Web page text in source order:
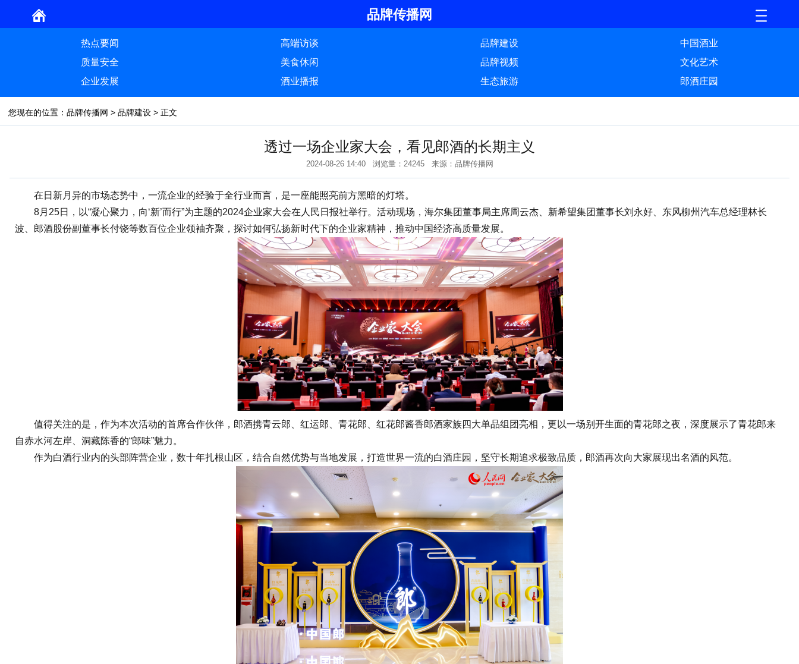
品牌传播网
热点要闻 高端访谈 品牌建设
中国酒业
质量安全
美食休闲 品牌视频
文化艺术
企业发展
酒业播报 生态旅游 郎酒庄园
您现在的位置： 品牌传播网 > 品牌建设 > 正文
透过一场企业家大会，看见郎酒的长期主义
2024-08-26 14:40 浏览量：24245 来源：品牌传播网
在日新月异的市场态势中，一流企业的经验于全行业而言，是一座能照亮前方黑暗的灯塔。
8月25日，以“凝心聚力，向‘新’而行”为主题的2024企业家大会在人民日报社举行。活动现场，海尔集团董事局主席周云杰、新希望集团董事长刘永好、东风柳州汽车总经理林长
波、郎酒股份副董事长付饶等数百位企业领袖齐聚，探讨如何弘扬新时代下的企业家精神，推动中国经济高质量发展。
值得关注的是，作为本次活动的首席合作伙伴，郎酒携青云郎、红运郎、青花郎、红花郎酱香郎酒家族四大单品组团亮相，更以一场别开生面的青花郎之夜，深度展示了青花郎来
自赤水河左岸、洞藏陈香的“郎味”魅力。
作为白酒行业内的头部阵营企业，数十年扎根山区，结合自然优势与当地发展，打造世界一流的白酒庄园，坚守长期追求极致品质，郎酒再次向大家展现出名酒的风范。